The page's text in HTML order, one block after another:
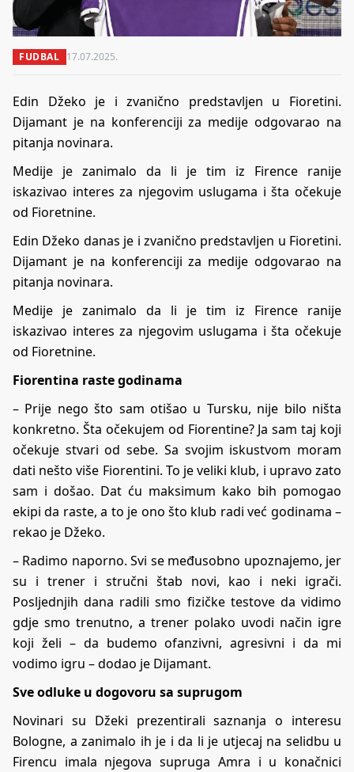
FUDBAL 17.07.2025.
Edin Džeko je i zvanično predstavljen u Fioretini.
Dijamant je na konferenciji za medije odgovarao na
pitanja novinara.
Medije je zanimalo da li je tim iz Firence ranije
iskazivao interes za njegovim uslugama i šta očekuje
od Fioretnine.
Edin Džeko danas je i zvanično predstavljen u Fioretini.
Dijamant je na konferenciji za medije odgovarao na
pitanja novinara.
Medije je zanimalo da li je tim iz Firence ranije
iskazivao interes za njegovim uslugama i šta očekuje
od Fioretnine.
Fiorentina raste godinama
– Prije nego što sam otišao u Tursku, nije bilo ništa
konkretno. Šta očekujem od Fiorentine? Ja sam taj koji
očekuje stvari od sebe. Sa svojim iskustvom moram
dati nešto više Fiorentini. To je veliki klub, i upravo zato
sam i došao. Dat ću maksimum kako bih pomogao
ekipi da raste, a to je ono što klub radi već godinama –
rekao je Džeko.
– Radimo naporno. Svi se međusobno upoznajemo, jer
su i trener i stručni štab novi, kao i neki igrači.
Posljednjih dana radili smo fizičke testove da vidimo
gdje smo trenutno, a trener polako uvodi način igre
koji želi – da budemo ofanzivni, agresivni i da mi
vodimo igru – dodao je Dijamant.
Sve odluke u dogovoru sa suprugom
Novinari su Džeki prezentirali saznanja o interesu
Bologne, a zanimalo ih je i da li je utjecaj na selidbu u
Firencu imala njegova supruga Amra i u konačnici